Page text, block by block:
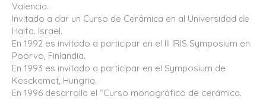
Valencia.
Invitado a dar un Curso de Cerámica en al Universidad de
Haifa. Israel.
En 1992 es invitado a participar en el III IRIS Symposium en
Poorvo, Finlandia.
En 1993 es invitado a participar en el Symposium de
Kesckemet, Hungria.
En 1996 desarrolla el “Curso monográfico de cerámica.